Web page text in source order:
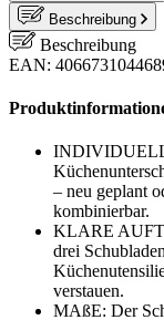
Beschreibung
Beschreibung
EAN:
– neu geplant
kombinierbar.
KLARE
drei
verstauen.
MAßE: Der